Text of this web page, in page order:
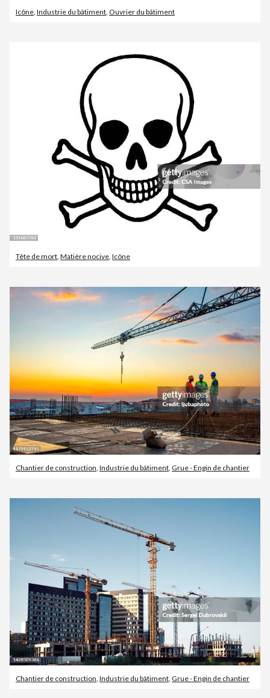
Icône, Industrie du bâtiment, Ouvrier du bâtiment
Tête de mort, Matière nocive, Icône
Chantier de construction Industrie du bâtiment Grue - Engin de chantier
Chantier de construction, Industrie du bâtiment, Grue - Engin de chantier